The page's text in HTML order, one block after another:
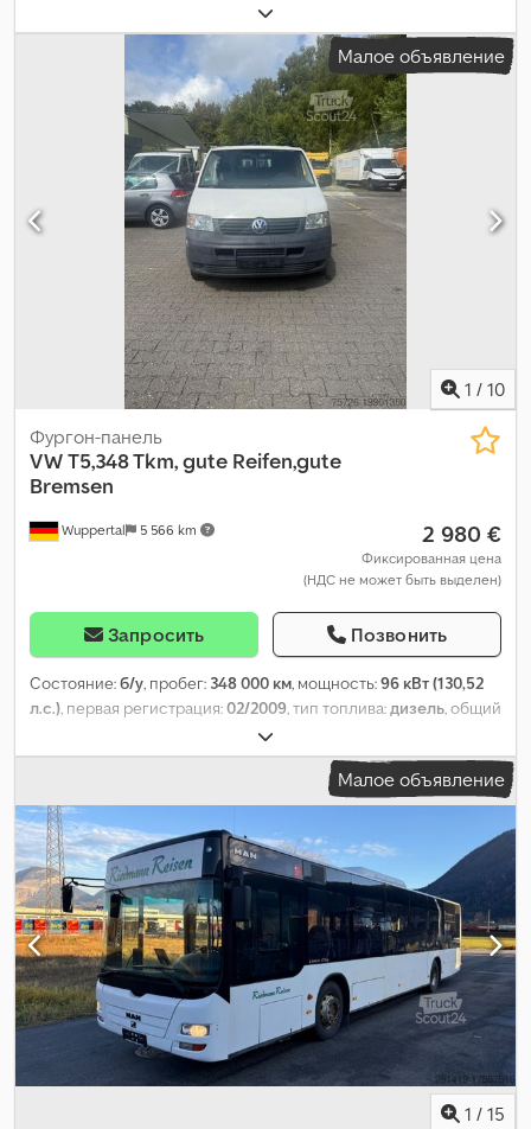
, топливо:
общая длина:5 300 мм, общая высота:2 500 мм, длина
2 800 мм
, ширина пространства для
, высота грузового отсека:1 800 мм
2007,
Малое объявление
1 / 10
Wuppertal 5 566 km
Фургон-панель
VWT5,348 Tkm, gute Reifen,gute
Bremsen
2 980 €
Фиксированная цена
(НДС не может быть выделен)
Запросить Позвонить
Состояние:б/у, пробег: 348 000 км, мощность:96 кВт (130,52
л.с.), первая регистрация:02/2009, тип топлива:дизель, общий
, тип передачи:
количество мест:3, Оборудование:ABS, электронная
Малое объявление
1 / 15